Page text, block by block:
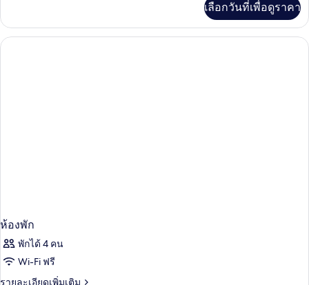
ลี่,
เกี่ยว
กับ
ห้อง
เลือกวันที่เพื่อดูราคา
ห้องพัก
พักได้ 4 คน
Wi-Fi ฟรี
รายละเอียดเพิ่มเติม
ราย